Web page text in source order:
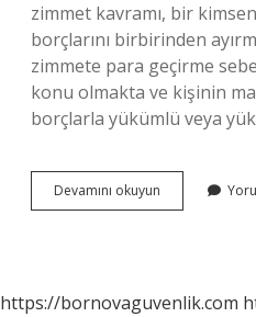
zimmet kavramı, bir
borçlarını birbirinden
zimmete para geçirme
konu olmakta ve kişinin
borçlarla yükümlü veya
Devamını okuyun
Suçunun
https://bornovaguvenlik.com